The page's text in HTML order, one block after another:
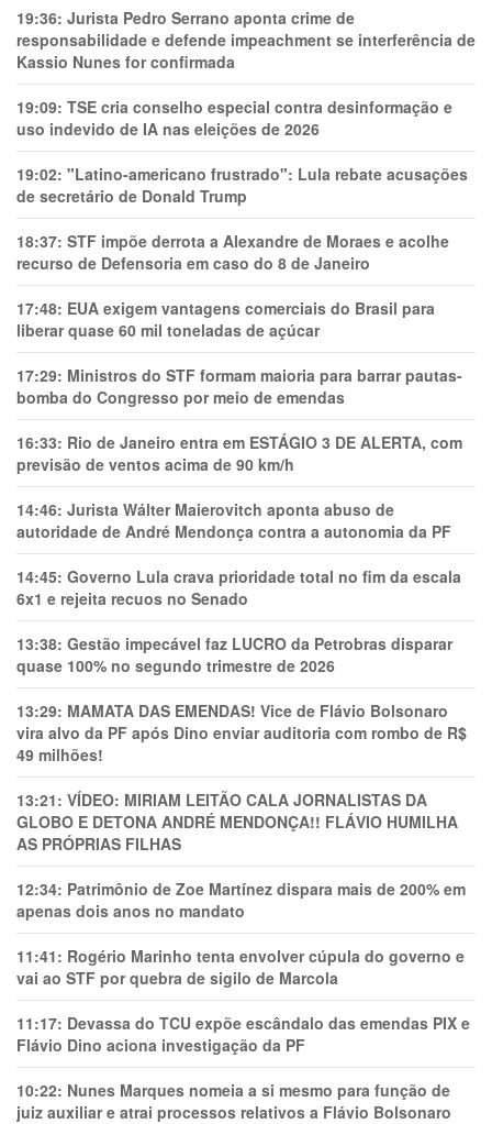
19:36: Jurista Pedro Serrano aponta crime de
responsabilidade e defende impeachment se interferência de
Kassio Nunes for confirmada
19:09: TSE cria conselho especial contra desinformação e
uso indevido de IA nas eleições de 2026
19:02: "Latino-americano frustrado": Lula rebate acusações
de secretário de Donald Trump
18:37: STF impõe derrota a Alexandre de Moraes e acolhe
recurso de Defensoria em caso do 8 de Janeiro
17:48: EUA exigem vantagens comerciais do Brasil para
liberar quase 60 mil toneladas de açúcar
17:29: Ministros do STF formam maioria para barrar pautas-
bomba do Congresso por meio de emendas
16:33: Rio de Janeiro entra em ESTÁGIO 3 DE ALERTA, com
previsão de ventos acima de 90 km/h
14:46: Jurista Wálter Maierovitch aponta abuso de
autoridade de André Mendonça contra a autonomia da PF
14:45: Governo Lula crava prioridade total no fim da escala
6x1 e rejeita recuos no Senado
13:38: Gestão impecável faz LUCRO da Petrobras disparar
quase 100% no segundo trimestre de 2026
13:29: MAMATA DAS EMENDAS! Vice de Flávio Bolsonaro
vira alvo da PF após Dino enviar auditoria com rombo de R$
49 milhões!
13:21: VÍDEO: MIRIAM LEITÃO CALA JORNALISTAS DA
GLOBO E DETONA ANDRÉ MENDONÇA!! FLÁVIO HUMILHA
AS PRÓPRIAS FILHAS
12:34: Patrimônio de Zoe Martínez dispara mais de 200% em
apenas dois anos no mandato
11:41: Rogério Marinho tenta envolver cúpula do governo e
vai ao STF por quebra de sigilo de Marcola
11:17: Devassa do TCU expõe escândalo das emendas PIX e
Flávio Dino aciona investigação da PF
10:22: Nunes Marques nomeia a si mesmo para função de
juiz auxiliar e atrai processos relativos a Flávio Bolsonaro